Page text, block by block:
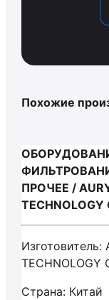
Похожие
ПРОЧЕЕ /
TECHNOLOGY
Изготовитель:
TECHNOLOGY
Страна: Китай